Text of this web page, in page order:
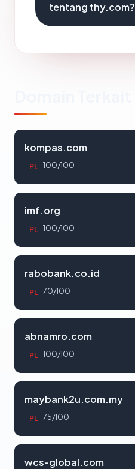
tentang thy.com?
kompas.com
PL 100/100
imf.org
PL 100/100
rabobank.co.id
PL 70/100
abnamro.com
PL 100/100
maybank2u.com.my
PL 75/100
wcs-global.com